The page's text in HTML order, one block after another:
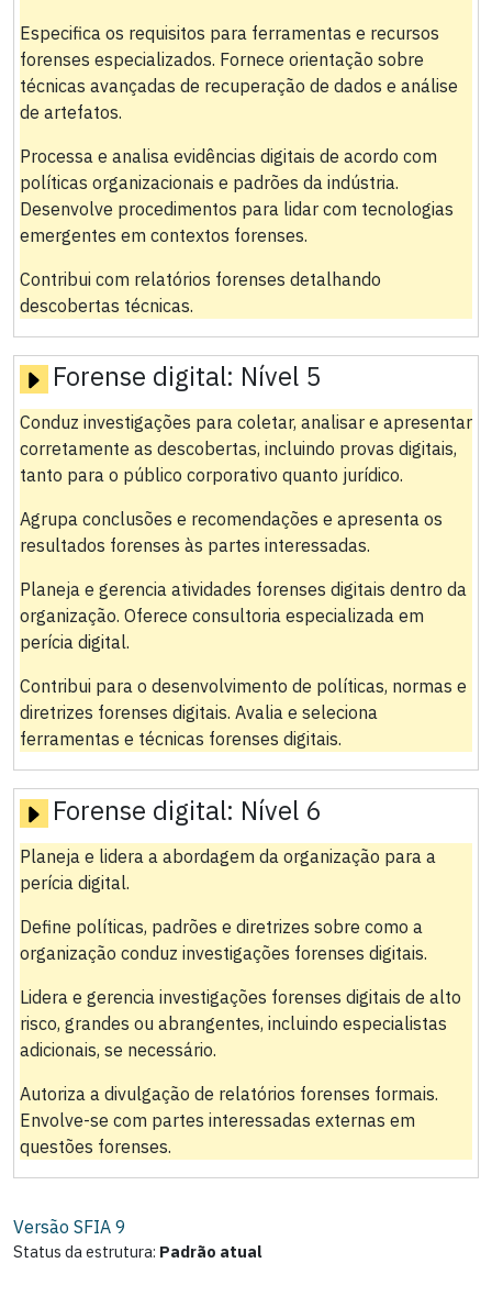
Especifica os requisitos para ferramentas e recursos
forenses especializados. Fornece orientação sobre
técnicas avançadas de recuperação de dados e análise
de artefatos.
Processa e analisa evidências digitais de acordo com
políticas organizacionais e padrões da indústria.
Desenvolve procedimentos para lidar com tecnologias
emergentes em contextos forenses.
Contribui com relatórios forenses detalhando
descobertas técnicas.
Forense digital: Nível 5
Conduz investigações para coletar, analisar e apresentar
corretamente as descobertas, incluindo provas digitais,
tanto para o público corporativo quanto jurídico.
Agrupa conclusões e recomendações e apresenta os
resultados forenses às partes interessadas.
Planeja e gerencia atividades forenses digitais dentro da
organização. Oferece consultoria especializada em
perícia digital.
Contribui para o desenvolvimento de políticas, normas e
diretrizes forenses digitais. Avalia e seleciona
ferramentas e técnicas forenses digitais.
Forense digital: Nível 6
Planeja e lidera a abordagem da organização para a
perícia digital.
Define políticas, padrões e diretrizes sobre como a
organização conduz investigações forenses digitais.
Lidera e gerencia investigações forenses digitais de alto
risco, grandes ou abrangentes, incluindo especialistas
adicionais, se necessário.
Autoriza a divulgação de relatórios forenses formais.
Envolve-se com partes interessadas externas em
questões forenses.
Versão SFIA 9
Status da estrutura: Padrão atual